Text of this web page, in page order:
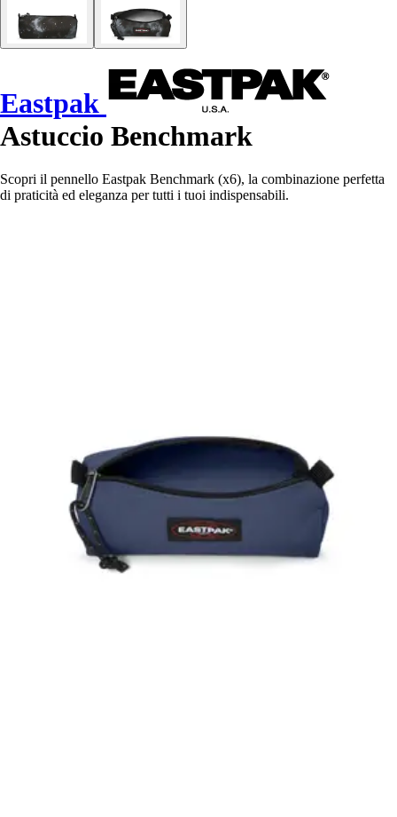
Eastpak
Astuccio Benchmark
Scopri il pennello Eastpak Benchmark (x6), la combinazione perfetta
di praticità ed eleganza per tutti i tuoi indispensabili.